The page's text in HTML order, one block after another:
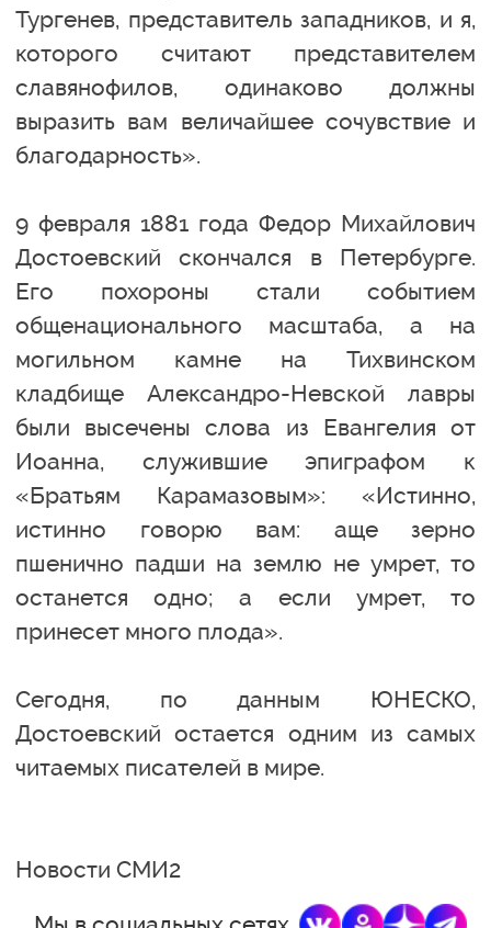
Тургенев, представитель западников, и я,
которого считают представителем
славянофилов, одинаково должны
выразить вам величайшее сочувствие и
благодарность».
9 февраля 1881 года Федор Михайлович
Достоевский скончался в Петербурге.
Его похороны стали событием
общенационального масштаба, а на
могильном камне на Тихвинском
кладбище Александро-Невской лавры
были высечены слова из Евангелия от
Иоанна, служившие эпиграфом к
«Братьям Карамазовым»: «Истинно,
истинно говорю вам: аще зерно
пшенично падши на землю не умрет, то
останется одно; а если умрет, то
принесет много плода».
Сегодня, по данным ЮНЕСКО,
Достоевский остается одним из самых
читаемых писателей в мире.
Новости СМИ2